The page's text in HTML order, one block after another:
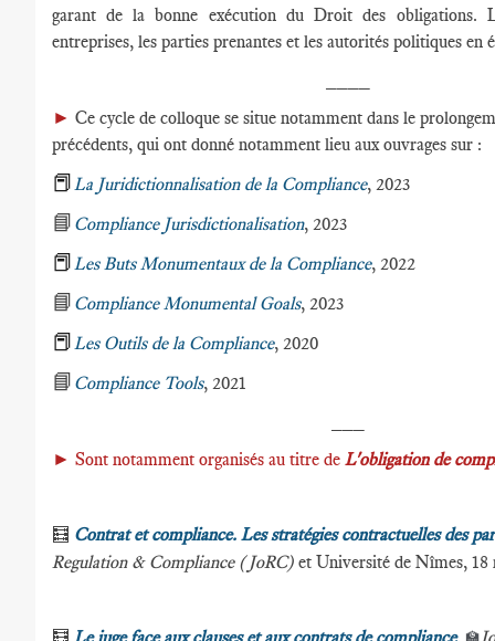
garant de la bonne exécution du Droit des obligations.
entreprises, les parties prenantes et les autorités politiques en
► Ce cycle de colloque se situe notamment dans le
précédents, qui ont donné notamment lieu aux ouvrages sur :
📕La Juridictionnalisation de la Compliance, 2023
📘 Compliance Jurisdictionalisation, 2023
📕Les Buts Monumentaux de la Compliance, 2022
📘 Compliance Monumental Goals, 2023
📕Les Outils de la Compliance, 2020
📘 Compliance Tools, 2021
► Sont notamment organisés au titre de L'obligation de
🧮 Contrat et compliance. Les stratégies contractuelles des
Regulation & Compliance (JoRC) et Université de Nîmes, 18